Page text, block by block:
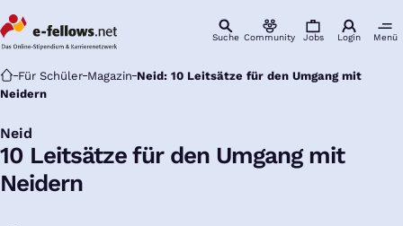
Suche Community Jobs Login Menü
Startseite
Für Schüler Magazin Neid: 10 Leitsätze für den Umgang mit
Neidern
Neid
:
10 Leitsätze für den Umgang mit
Neidern